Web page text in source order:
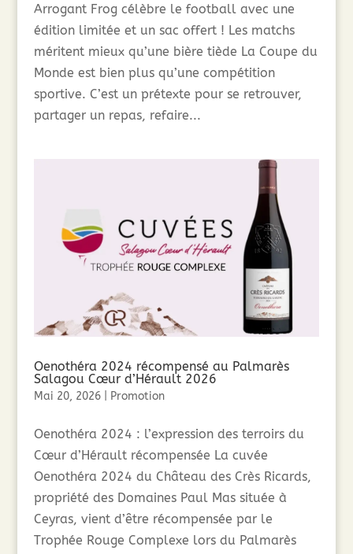
Arrogant Frog célèbre le football avec une
édition limitée et un sac offert ! Les matchs
méritent mieux qu’une bière tiède La Coupe du
Monde est bien plus qu’une compétition
sportive. C’est un prétexte pour se retrouver,
partager un repas, refaire...
Oenothéra 2024 récompensé au Palmarès
Salagou Cœur d’Hérault 2026
Mai 20, 2026| Promotion
Oenothéra 2024 : l’expression des terroirs du
Cœur d’Hérault récompensée La cuvée
Oenothéra 2024 du Château des Crès Ricards,
propriété des Domaines Paul Mas située à
Ceyras, vient d’être récompensée par le
Trophée Rouge Complexe lors du Palmarès